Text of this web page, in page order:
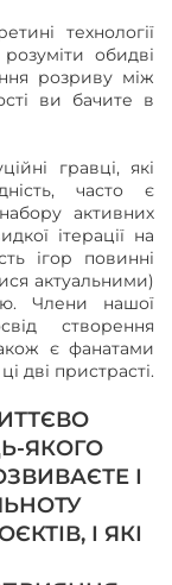
технології
обидві
розриву між
ви бачите в
гравці, які
часто є
активних
ітерації на
ігор повинні
актуальними)
Члени нашої
створення
є фанатами
дві пристрасті.
ЯКОГО
І
І ЯКІ